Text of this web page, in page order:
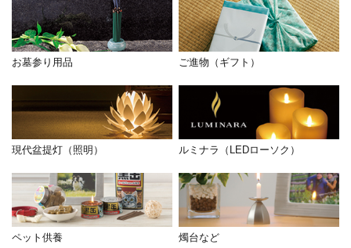
お墓参り用品 ご進物（ギフト）
現代盆提灯（照明） ルミナラ（LEDローソク）
ペット供養 燭台など